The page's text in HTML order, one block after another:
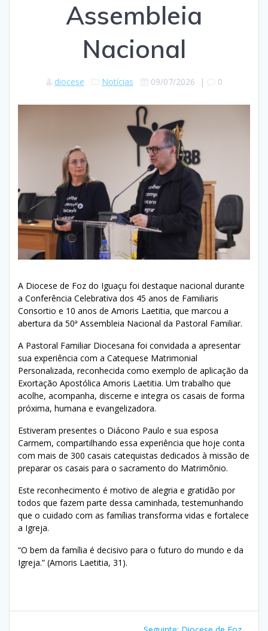
Assembleia
Nacional
diocese Notícias 09/07/2026 | 0
A Diocese de Foz do Iguaçu foi destaque nacional durante
a Conferência Celebrativa dos 45 anos de Familiaris
Consortio e 10 anos de Amoris Laetitia, que marcou a
abertura da 50ª Assembleia Nacional da Pastoral Familiar.
A Pastoral Familiar Diocesana foi convidada a apresentar
sua experiência com a Catequese Matrimonial
Personalizada, reconhecida como exemplo de aplicação da
Exortação Apostólica Amoris Laetitia. Um trabalho que
acolhe, acompanha, discerne e integra os casais de forma
próxima, humana e evangelizadora.
Estiveram presentes o Diácono Paulo e sua esposa
Carmem, compartilhando essa experiência que hoje conta
com mais de 300 casais catequistas dedicados à missão de
preparar os casais para o sacramento do Matrimônio.
Este reconhecimento é motivo de alegria e gratidão por
todos que fazem parte dessa caminhada, testemunhando
que o cuidado com as famílias transforma vidas e fortalece
a Igreja.
“O bem da família é decisivo para o futuro do mundo e da
Igreja.” (Amoris Laetitia, 31).